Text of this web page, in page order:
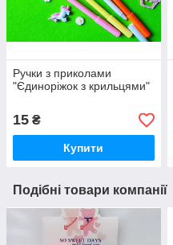
Ручки з приколами
"Єдиноріжок з крильцями"
15 ₴
Купити
Подібні товари компанії